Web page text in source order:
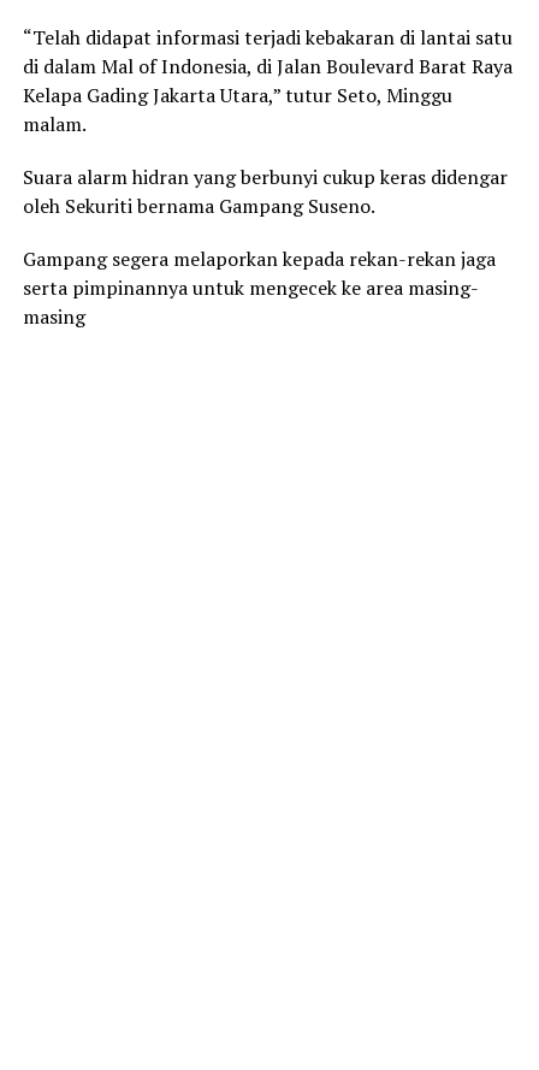
“Telah didapat informasi terjadi kebakaran di lantai satu
di dalam Mal of Indonesia, di Jalan Boulevard Barat Raya
Kelapa Gading Jakarta Utara,” tutur Seto, Minggu
malam.
Suara alarm hidran yang berbunyi cukup keras didengar
oleh Sekuriti bernama Gampang Suseno.
Gampang segera melaporkan kepada rekan-rekan jaga
serta pimpinannya untuk mengecek ke area masing-
masing